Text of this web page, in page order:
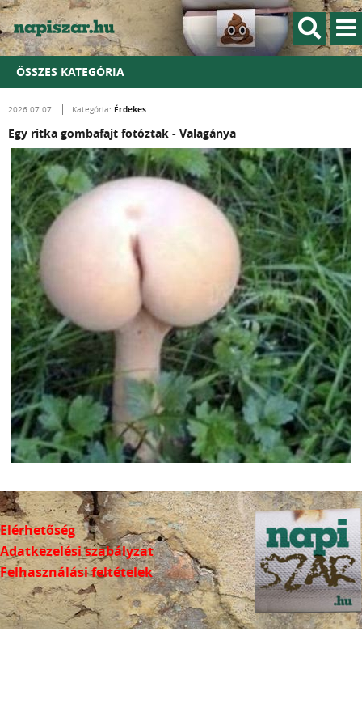
ÖSSZES KATEGÓRIA
2026.07.07. Kategória: Érdekes
Egy ritka gombafajt fotóztak - Valagánya
Elérhetőség
Adatkezelési szabályzat
Felhasználási feltételek